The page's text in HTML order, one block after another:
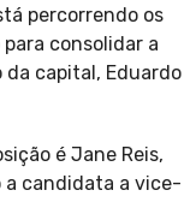
percorrendo os
consolidar a
capital, Eduardo
é Jane Reis,
a candidata a vice-